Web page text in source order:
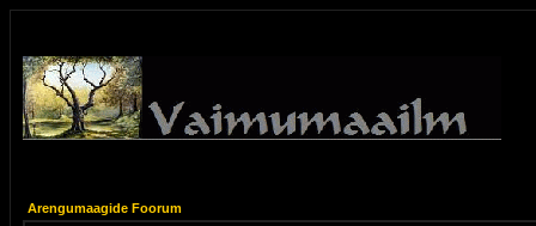
Arengumaagide Foorum